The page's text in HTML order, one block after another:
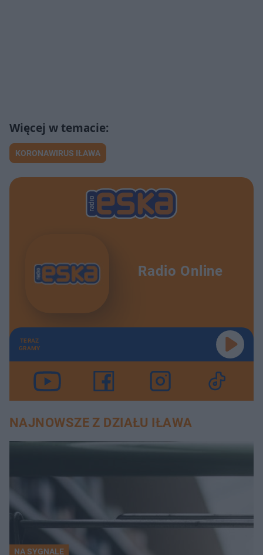
KORONAWIRUS IŁAWA
Radio Online
TERAZ
GRAMY
NAJNOWSZE Z DZIAŁU IŁAWA
NA SYGNALE